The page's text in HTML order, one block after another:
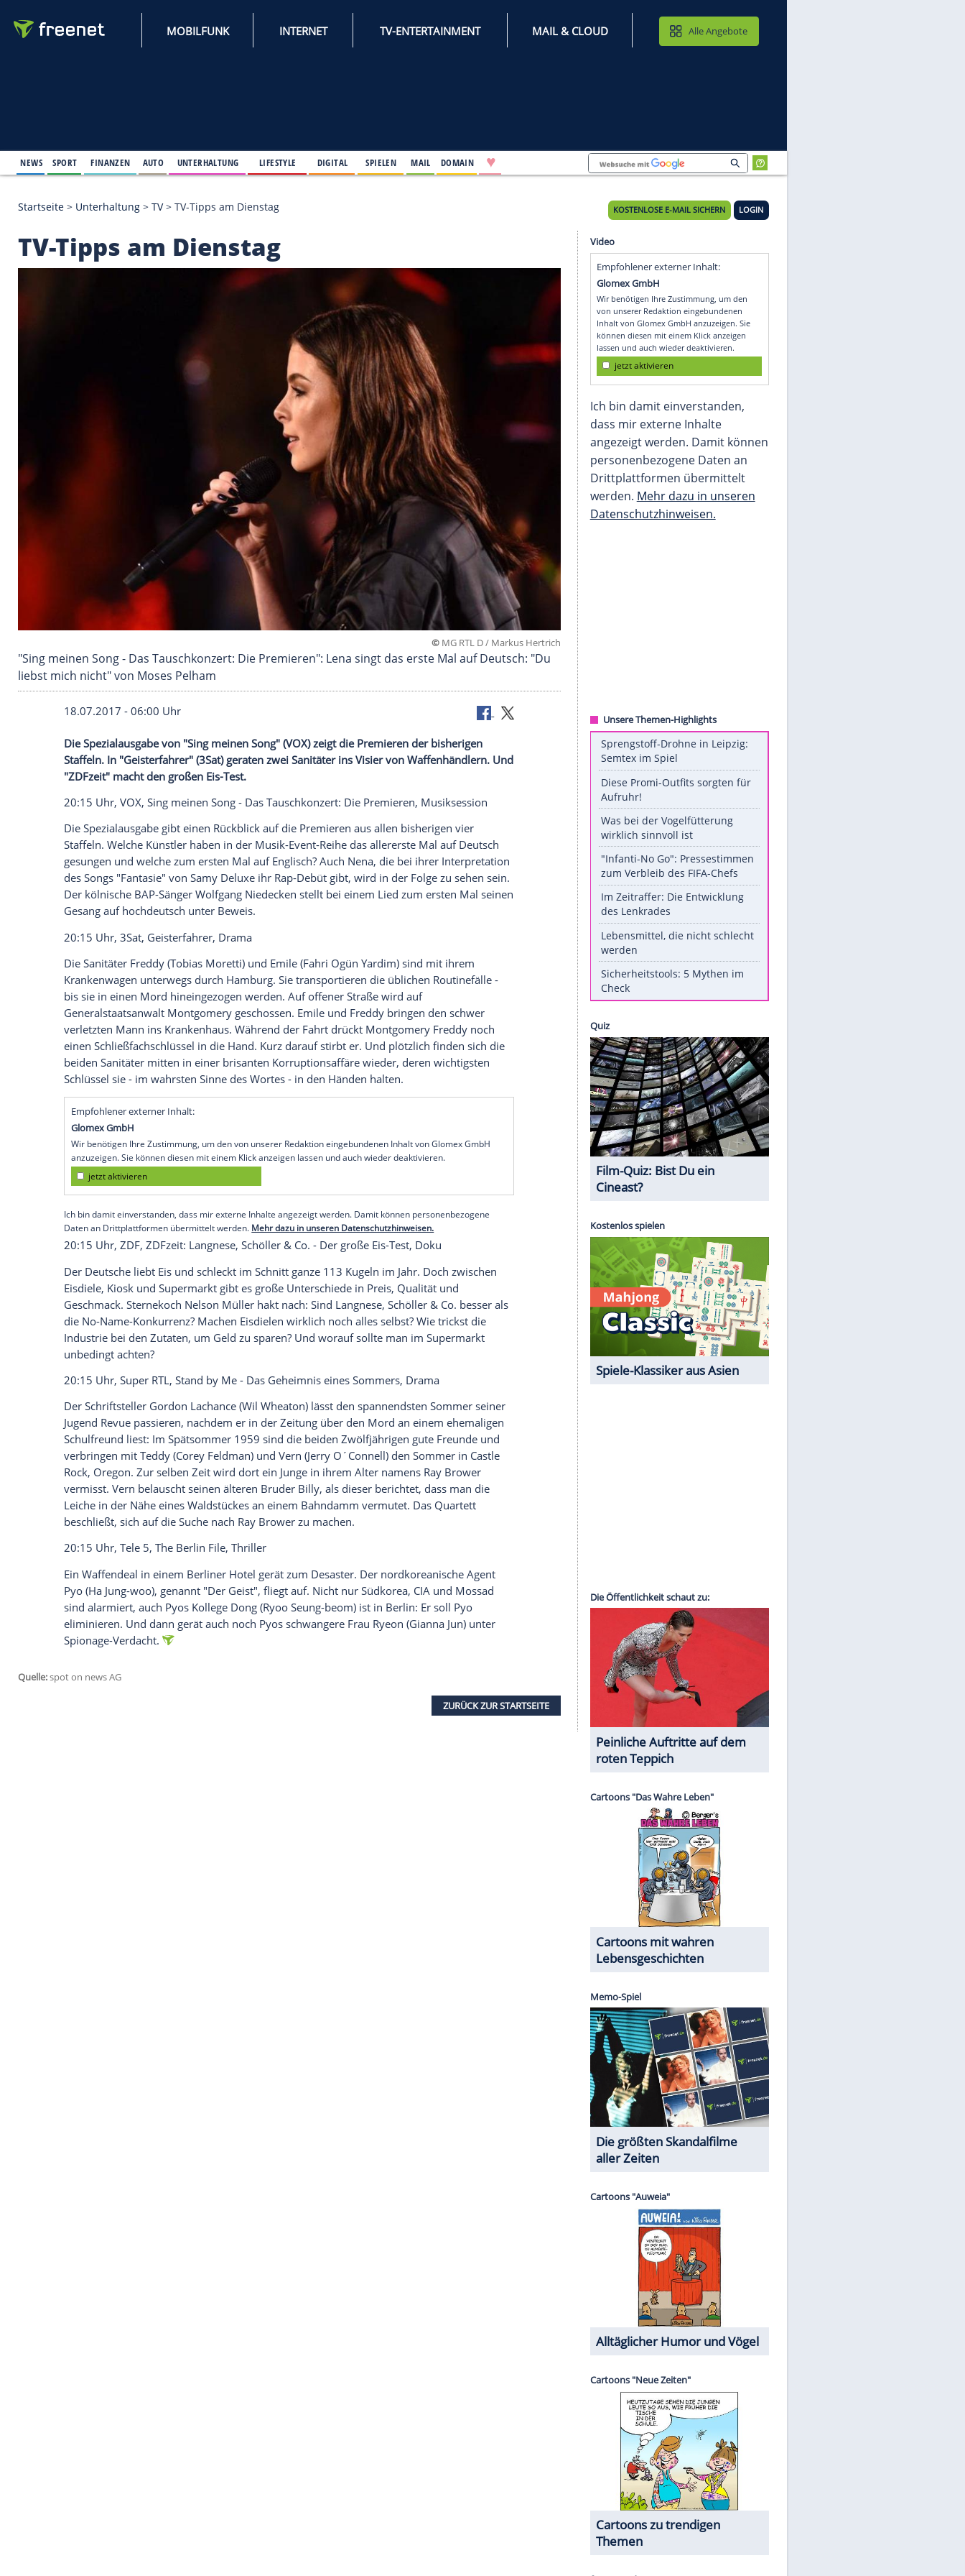
MOBILFUNK INTERNET TV-ENTERTAINMENT MAIL & CLOUD
KOSTENLOSE E-MAIL SICHERN
Startseite >Unterhaltung >TV >TV-Tipps am Dienstag
TV-Tipps am Dienstag
MG RTL D / Markus Hertrich
"Sing meinen Song - Das Tauschkonzert: Die Premieren": Lena singt das erste Mal auf Deutsch: "Du
liebst mich nicht" von Moses Pelham
18.07.2017 - 06:00 Uhr
DieSpezialausgabevon "Singmeinen Song" (VOX) zeigt die Premieren der bisherigen
Staffeln. In "Geisterfahrer" (3Sat) geraten zwei Sanitäter ins Visier von Waffenhändlern. Und
"ZDFzeit" macht den großen Eis-Test.
20:15 Uhr,VOX,Sing meinen Song - Das Tauschkonzert: Die Premieren, Musiksession
DieSpezialausgabegibt einen Rückblick auf die Premieren aus allen bisherigen vier
Staffeln. Welche Künstler haben in der Musik-Event-Reihe das allererste Mal auf Deutsch
gesungen und welche zum ersten Mal auf Englisch? AuchNena, die bei ihrer Interpretation
des Songs "Fantasie" vonSamy Deluxeihr Rap-Debüt gibt, wird in der Folge zu sehen sein.
Der kölnische BAP-SängerWolfgang Niedeckenstellt bei einem Lied zum ersten Mal seinen
Gesang auf hochdeutsch unter Beweis.
20:15 Uhr, 3Sat, Geisterfahrer, Drama
Die SanitäterFreddy(Tobias Moretti) und Emile (Fahri Ogün Yardim
Krankenwagen unterwegs durch
. Sie transportieren die üblichen Routinefälle -
bis sie in einen Mord hineingezogen werden. Auf offener Straße wird auf
GeneralstaatsanwaltMontgomerygeschossen. Emile undFreddybringen den schwer
verletzten Mannins Krankenhaus. Während der Fahrt drücktMontgomery Freddy
noch
einen Schließfachschlüssel in die Hand. Kurz darauf stirbt er. Und plötzlich finden sich die
beiden Sanitäter mitten in einer brisanten Korruptionsaffäre wieder, deren wichtigsten
Schlüssel sie - im wahrsten Sinne des Wortes - in den Händen halten.
Empfohlener externer Inhalt:
Glomex GmbH
Wir benötigen Ihre Zustimmung, um den von unserer Redaktion eingebundenen Inhalt von Glomex GmbH
jetzt aktivieren
Ich bin damit einverstanden, dass mir externe Inhalte angezeigt werden. Damit können personenbezogene
Daten an Drittplattformen übermittelt werden.Mehr dazu in unseren Datenschutzhinweisen.
20:15 Uhr,ZDF,ZDFzeit:Langnese,Schöller& Co. - Der große Eis-Test, Doku
Der Deutsche liebt Eis und schleckt im Schnitt ganze 113 Kugeln im Jahr. Doch zwischen
Eisdiele, Kiosk und Supermarkt gibt es große Unterschiede in Preis, Qualität und
Geschmack. SternekochNelson Müllerhakt nach: SindLangnese, Schöller
& Co. besser als
die No-Name-Konkurrenz? Machen Eisdielen wirklich noch alles selbst? Wie trickst die
Industrie bei den Zutaten, um Geld zu sparen? Und worauf sollte man im Supermarkt
unbedingt achten?
) lässt den spannendsten Sommer seiner
Jugend Revue passieren, nachdem er in der Zeitung über den Mord an einem ehemaligen
Schulfreund liest: Im Spätsommer 1959 sind die beiden Zwölfjährigen gute Freunde und
verbringen mit Teddy (Corey Feldman) und Vern (Jerry O´Connell) den Sommer in Castle
vermisst. Vern belauscht seinen älteren Bruder Billy, als dieser berichtet, dass man die
eliminieren. Und dann gerät auch noch Pyos schwangere Frau Ryeon (Gianna Jun) unter
ZURÜCK ZUR STARTSEITE
Empfohlener externer Inhalt:
Glomex GmbH
Wir benötigen Ihre Zustimmung, um den
von unserer Redaktion eingebundenen
Inhalt von Glomex GmbH anzuzeigen. Sie
können diesen mit einem Klick anzeigen
jetzt aktivieren
Ich bin damit einverstanden,
dass mir externe Inhalte
Unsere Themen-Highlights
Sprengstoff-Drohne in Leipzig:
Diese Promi-Outfits sorgten für
Aufruhr!
wirklich sinnvoll ist
"Infanti-No Go": Pressestimmen
zum Verbleib des FIFA-Chefs
Im Zeitraffer: Die Entwicklung
des Lenkrades
Lebensmittel, die nicht schlecht
werden
Quiz
Spiele-Klassiker aus Asien
Die Öffentlichkeit schaut zu:
Peinliche Auftritte auf dem
roten Teppich
Cartoons mit wahren
Lebensgeschichten
Memo-Spiel